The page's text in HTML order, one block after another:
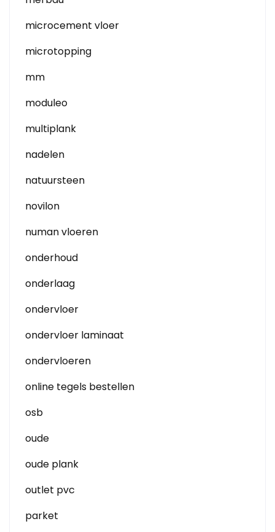
microcement vloer
microtopping
mm
moduleo
multiplank
nadelen
natuursteen
novilon
numan vloeren
onderhoud
onderlaag
ondervloer
ondervloer laminaat
ondervloeren
online tegels bestellen
osb
oude
oude plank
outlet pvc
parket